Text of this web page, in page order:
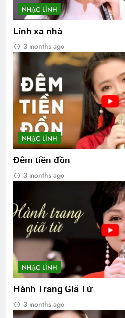
NHẠC LÍNH
Lính xa nhà
3 months ago
NHẠC LÍNH
Đêm tiền đồn
3 months ago
NHẠC LÍNH
Hành Trang Giã Từ
3 months ago